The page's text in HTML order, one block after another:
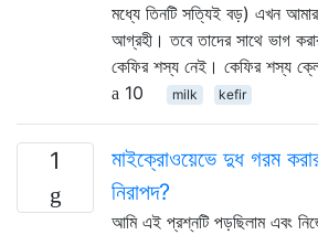
মধ্যে তিনটি সত্যিই বড়) এখন
আগ্রহী। তবে তাদের সাথে ভাগ
কেফির শস্য নেই। কেফির শস্য
10
milk kefir
1
মাইক্রোওয়েভে দুধ গরম
নিরাপদ?
আমি এই প্রশ্নটি পড়ছিলাম এবং